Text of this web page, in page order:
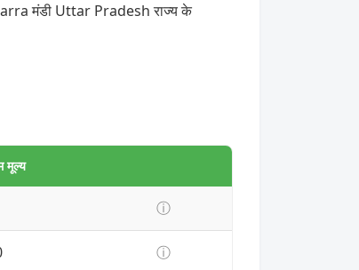
मंडी Uttar Pradesh राज्य के
मूल्य
ⓘ
ⓘ